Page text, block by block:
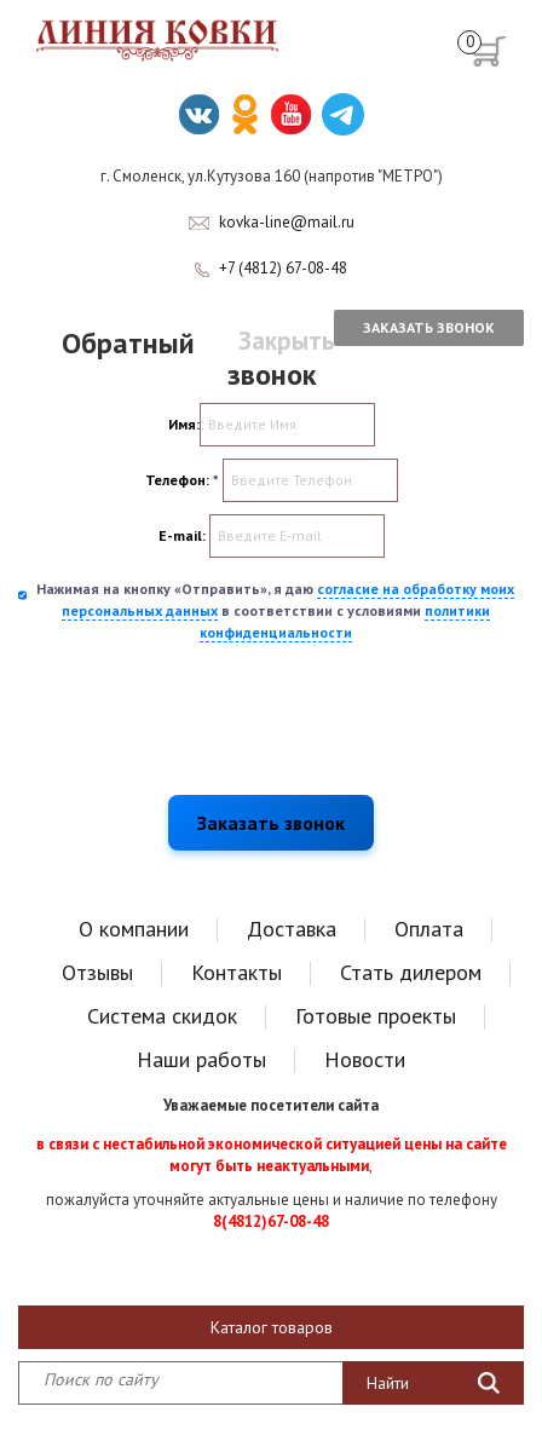
г. Смоленск, ул.Кутузова 160 (напротив "МЕТРО")
kovka-line@mail.ru
+7 (4812) 67-08-48
ЗАКАЗАТЬ ЗВОНОК
Закрыть
Обратный
звонок
Имя:
Телефон: *
E-mail:
Нажимая на кнопку «Отправить», я даю согласие на обработку моих
персональных данныхв соответствии с условиями политики
конфиденциальности
О компании Доставка
Оплата
Отзывы
Контакты
Стать дилером
Система скидок
Готовые проекты
Наши работы
Новости
Уважаемые посетители сайта
в связи с нестабильной экономической ситуацией цены на сайте
могут быть неактуальными,
пожалуйста уточняйте актуальные цены и наличие по телефону
8(4812)67-08-48
0
Каталог товаров